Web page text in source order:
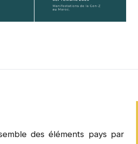
des éléments pays par